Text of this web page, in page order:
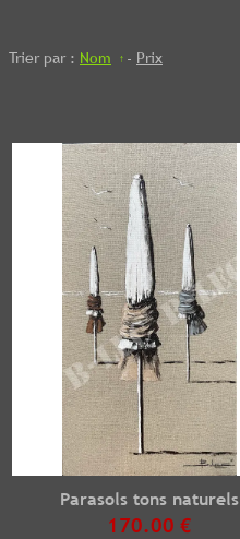
Trier par : Nom - Prix
Parasols tons naturels
170.00 €